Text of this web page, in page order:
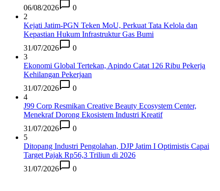
06/08/2026
0
2
Kejati Jatim-PGN Teken MoU, Perkuat Tata Kelola dan
Kepastian Hukum Infrastruktur Gas Bumi
31/07/2026
0
3
Ekonomi Global Tertekan, Apindo Catat 126 Ribu Pekerja
Kehilangan Pekerjaan
31/07/2026
0
4
J99 Corp Resmikan Creative Beauty Ecosystem Center,
Menekraf Dorong Ekosistem Industri Kreatif
31/07/2026
0
5
Ditopang Industri Pengolahan, DJP Jatim I Optimistis Capai
Target Pajak Rp56,3 Triliun di 2026
31/07/2026
0